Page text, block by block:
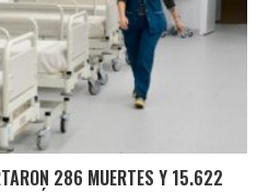
286 MUERTES Y 15.622